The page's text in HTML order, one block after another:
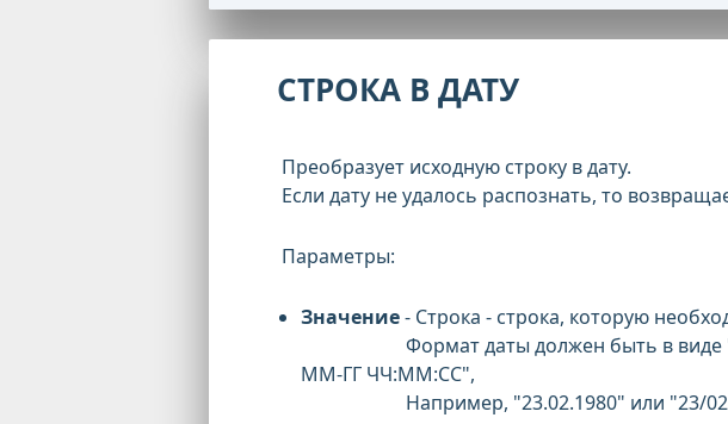
СТРОКА В ДАТУ
Преобразует исходную строку в дату.
Если дату не удалось распознать, то
Параметры:
Значение- Строка - строка, которую
Формат даты должен быть в виде
ММ-ГГ ЧЧ:ММ:CC",
Например, "23.02.1980" или "23/02/